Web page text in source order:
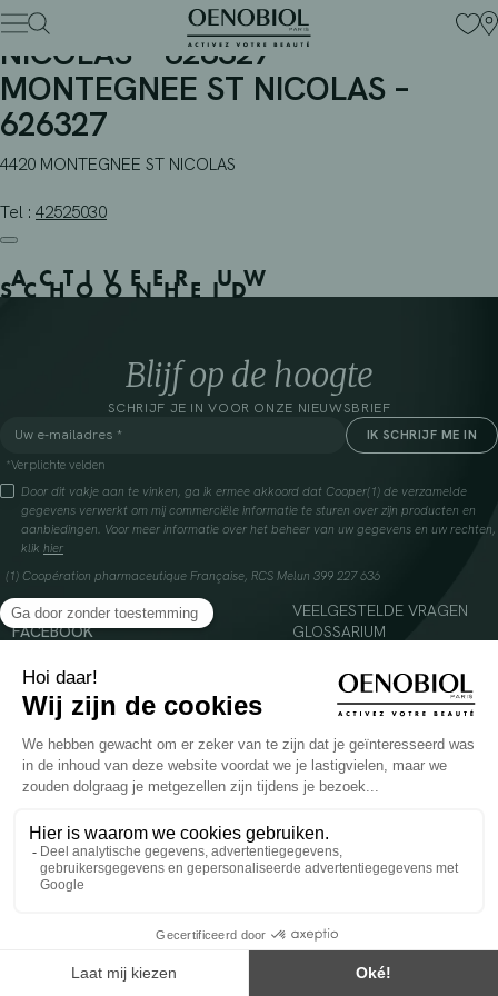
Skip
to
content
PHARMACIE SANTIS SAINT-
NICOLAS – 626327 –
MONTEGNEE ST NICOLAS –
626327
4420 MONTEGNEE ST NICOLAS
Tel : 42525030
ACTIVEER UW
SCHOONHEID
Blijf op de hoogte
SCHRIJF JE IN VOOR ONZE NIEUWSBRIEF
*Verplichte velden
Door dit vakje aan te vinken, ga ik ermee akkoord dat Cooper(1) de verzamelde
gegevens verwerkt om mij commerciële informatie te sturen over zijn producten en
aanbiedingen. Voor meer informatie over het beheer van uw gegevens en uw rechten,
klik hier
(1) Coopération pharmaceutique Française, RCS Melun 399 227 636
INSTAGRAM
FACEBOOK
YOUTUBE
VEELGESTELDE VRAGEN
GLOSSARIUM
© 2024 Oenobiol Paris
Voedingssupplement dat moet worden geconsumeerd als onderdeel van een gevarieerde,
overschrijden. Enkel voor volwassenen, buiten het bereik van kinderen houden.